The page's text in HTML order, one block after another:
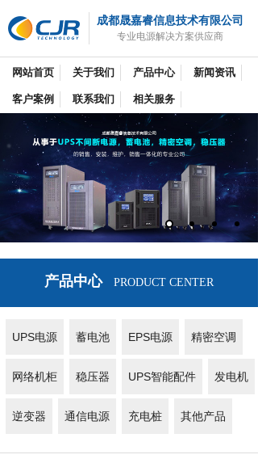
成都晟嘉睿信息技术有限公司
专业电源解决方案供应商
网站首页 关于我们 产品中心 新闻资讯
客户案例 联系我们 相关服务
产品中心PRODUCT CENTER
UPS电源 蓄电池 EPS电源 精密空调
网络机柜 稳压器 UPS智能配件 发电机
逆变器 通信电源 充电桩 其他产品